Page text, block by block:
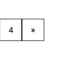
4 »